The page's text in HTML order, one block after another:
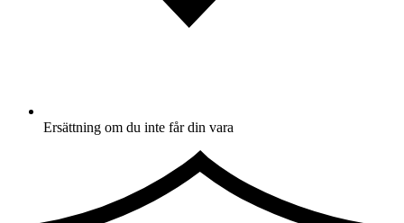
Ersättning om du inte får din vara